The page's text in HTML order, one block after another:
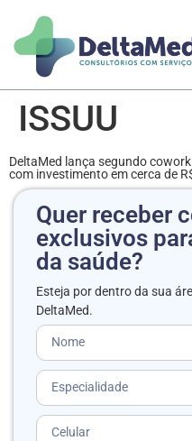
ISSUU
DeltaMed lança segundo
com investimento em cerca de
Quer receber
exclusivos
da saúde?
Esteja por dentro da sua
DeltaMed.